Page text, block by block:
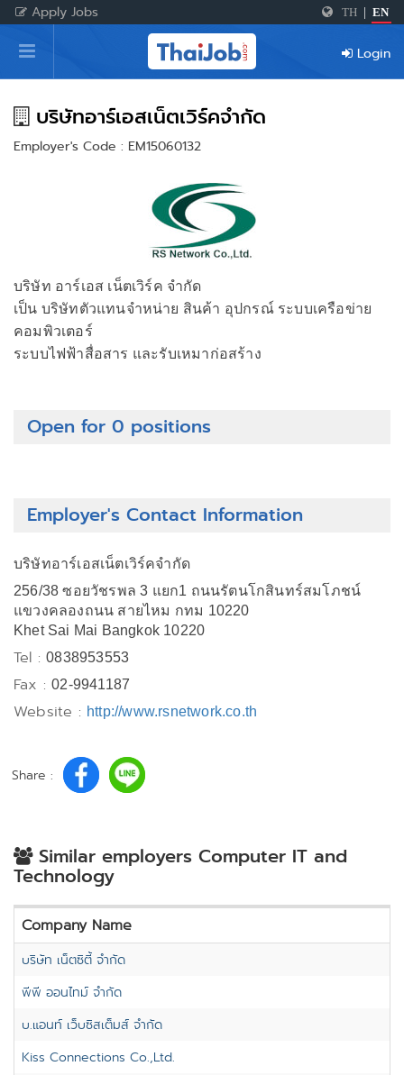
Apply Jobs TH EN
Home
Login
Register
Login
บริษัทอาร์เอสเน็ตเวิร์คจำกัด
Employer's Code : EM15060132
บริษัท อาร์เอส เน็ตเวิร์ค จำกัด
เป็น บริษัทตัวแทนจำหน่าย สินค้า อุปกรณ์ ระบบเครือข่าย
คอมพิวเตอร์
ระบบไฟฟ้าสื่อสาร และรับเหมาก่อสร้าง
Open for 0 positions
Employer's Contact Information
บริษัทอาร์เอสเน็ตเวิร์คจำกัด
256/38 ซอยวัชรพล 3 แยก1 ถนนรัตนโกสินทร์สมโภชน์
แขวงคลองถนน สายไหม กทม 10220
Khet Sai Mai Bangkok 10220
Tel :0838953553
Fax :02-9941187
Website : http://www.rsnetwork.co.th
Share :
Similar employers Computer IT and
Technology
Company Name
บริษัท เน็ตซิตี้ จำกัด
พีพี ออนไทม์ จำกัด
บ.แอนท์ เว็บซิสเต็มส์ จำกัด
Kiss Connections Co.,Ltd.